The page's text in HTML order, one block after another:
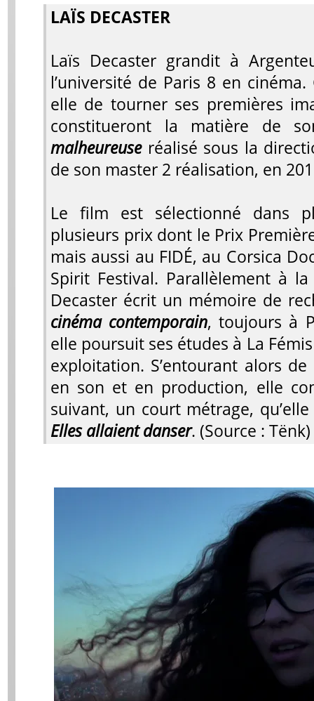
LAÏS DECASTER
Laïs Decaster grandit à
l’université de Paris 8 en
elle de tourner ses premières
constitueront la matière de
malheureuseréalisé sous la
de son master 2 réalisation, en
Le film est sélectionné dans
plusieurs prix dont le Prix
mais aussi au FIDÉ, au Corsica
Spirit Festival. Parallèlement à
Decaster écrit un mémoire de
cinéma contemporain, toujours à
elle poursuit ses études à La
exploitation. S’entourant alors de
en son et en production, elle
suivant, un court métrage,
Elles allaient danser. (Source : Tënk)